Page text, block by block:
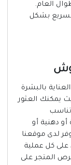
العام.
بشكل
بالبشرة
يمكنك العثور
دهنية أو
لدى موقعنا
كل عملية
المتجر على